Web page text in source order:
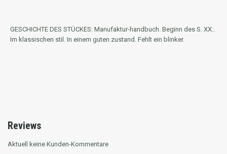
GESCHICHTE DES STÜCKES: Manufaktur-handbuch. Beginn des S. XX:.
Im klassischen stil. In einem guten zustand. Fehlt ein blinker.
Reviews
Aktuell keine Kunden-Kommentare